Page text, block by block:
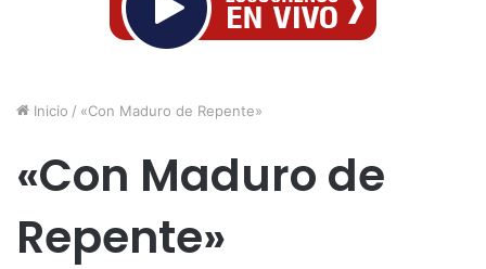
Inicio / «Con Maduro de Repente»
«Con Maduro de
Repente»